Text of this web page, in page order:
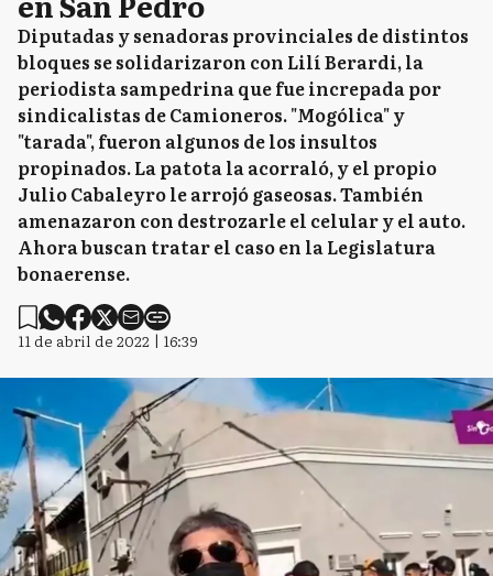
Diputadas y senadoras provinciales de distintos
bloques se solidarizaron con Lilí Berardi, la
periodista sampedrina que fue increpada por
sindicalistas de Camioneros. "Mogólica" y
"tarada", fueron algunos de los insultos
propinados. La patota la acorraló, y el propio
Julio Cabaleyro le arrojó gaseosas. También
amenazaron con destrozarle el celular y el auto.
Ahora buscan tratar el caso en la Legislatura
bonaerense.
11 de abril de 2022 | 16:39